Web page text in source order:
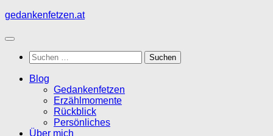
Zum
springen
gedankenfetzen.at
Suchen
nach:
Blog
Gedankenfetzen
Erzählmomente
Rückblick
Persönliches
Über mich